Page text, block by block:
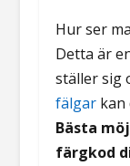
Hur ser
Detta är
ställer sig
fälgarkan
Bästa
färgkod